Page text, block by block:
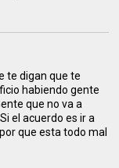
te digan que te
habiendo gente
que no va a
el acuerdo es ir a
que esta todo mal